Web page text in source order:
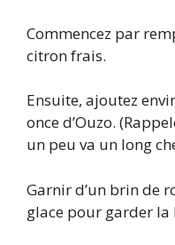
Commencez par
citron frais.
Ensuite, ajoutez
once d’Ouzo.
un peu va un long
Garnir d’un brin de
glace pour garder la